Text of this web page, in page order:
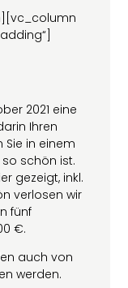
2021 eine
Ihren
in einem
schön ist.
gezeigt, inkl.
verlosen wir
fünf
€.
auch von
werden.